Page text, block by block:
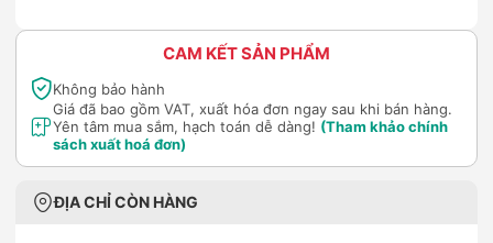
CAM KẾT SẢN PHẨM
Không bảo hành
Giá đã bao gồm VAT, xuất hóa đơn ngay sau khi bán hàng.
Yên tâm mua sắm, hạch toán dễ dàng! (Tham khảo chính
sách xuất hoá đơn)
ĐỊA CHỈ CÒN HÀNG